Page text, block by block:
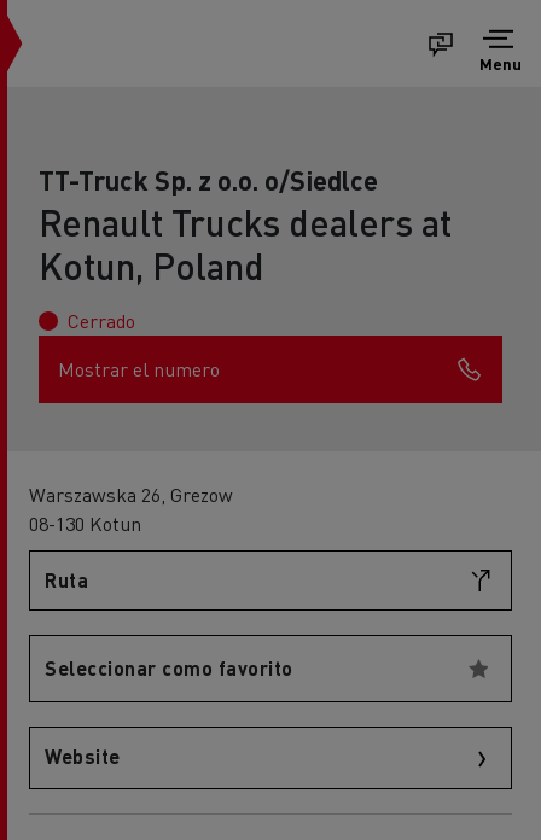
Menu
TT-Truck Sp. z o.o. o/Siedlce
Renault Trucks dealers at
Kotun, Poland
Cerrado
Mostrar el numero
Warszawska 26, Grezow
08-130 Kotun
Ruta
Seleccionar como favorito
Website